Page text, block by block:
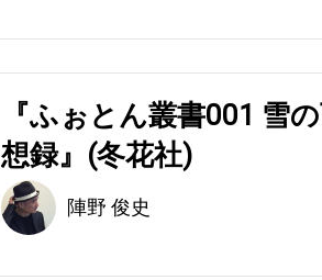
『ふぉとん叢書001 雪
想録』(冬花社)
陣野 俊史